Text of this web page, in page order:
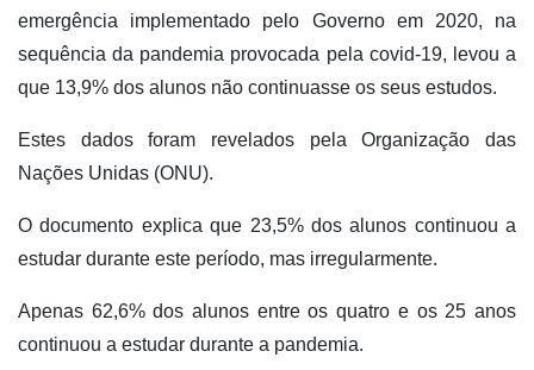
emergência implementado pelo Governo em 2020, na
sequência da pandemia provocada pela covid-19, levou a
que 13,9% dos alunos não continuasse os seus estudos.
Estes dados foram revelados pela Organização das
Nações Unidas (ONU).
O documento explica que 23,5% dos alunos continuou a
estudar durante este período, mas irregularmente.
Apenas 62,6% dos alunos entre os quatro e os 25 anos
continuou a estudar durante a pandemia.